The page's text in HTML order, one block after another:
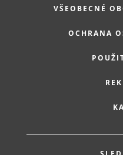
VŠEOBECNÉ
OCHRANA